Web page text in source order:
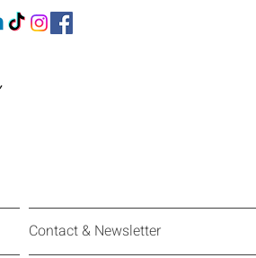
Contact & Newsletter